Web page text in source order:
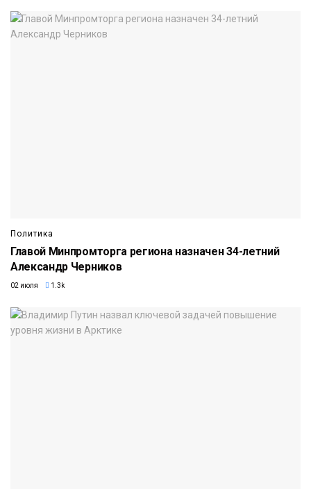
Политика
Главой Минпромторга региона назначен 34-летний
Александр Черников
02 июля 1.3k